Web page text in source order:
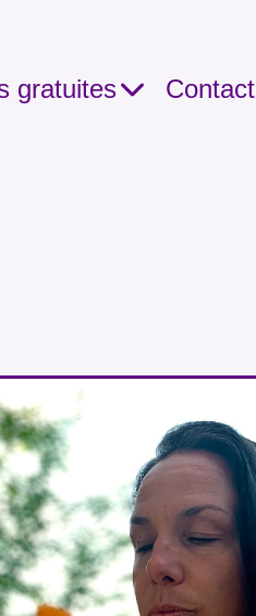
gratuites Contact